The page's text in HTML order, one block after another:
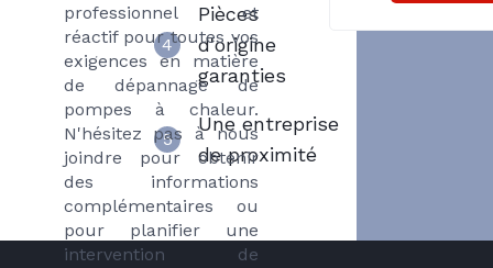
professionnel et
réactif pour toutes vos
exigences en matière
de dépannage de
pompes à chaleur.
N'hésitez pas à nous
joindre pour obtenir
des informations
complémentaires ou
pour planifier une
intervention de
4
Pièces
d'origine
garanties
5
Une entreprise
de proximité